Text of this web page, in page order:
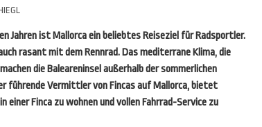
Jahren ist Mallorca ein beliebtes Reiseziel für Radsportler.
rasant mit dem Rennrad. Das mediterrane Klima, die
die Baleareninsel außerhalb der sommerlichen
führende Vermittler von Fincas auf Mallorca, bietet
Finca zu wohnen und vollen Fahrrad-Service zu